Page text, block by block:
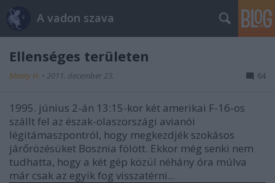
A vadon szava
Ellenséges területen
Monty H. • 2011. december 23. 64
1995. június 2-án 13:15-kor két amerikai F-16-os
szállt fel az észak-olaszországi avianói
légitámaszpontról, hogy megkezdjék szokásos
járőrözésüket Bosznia fölött. Ekkor még senki nem
tudhatta, hogy a két gép közül néhány óra múlva
már csak az egyik fog visszatérni...